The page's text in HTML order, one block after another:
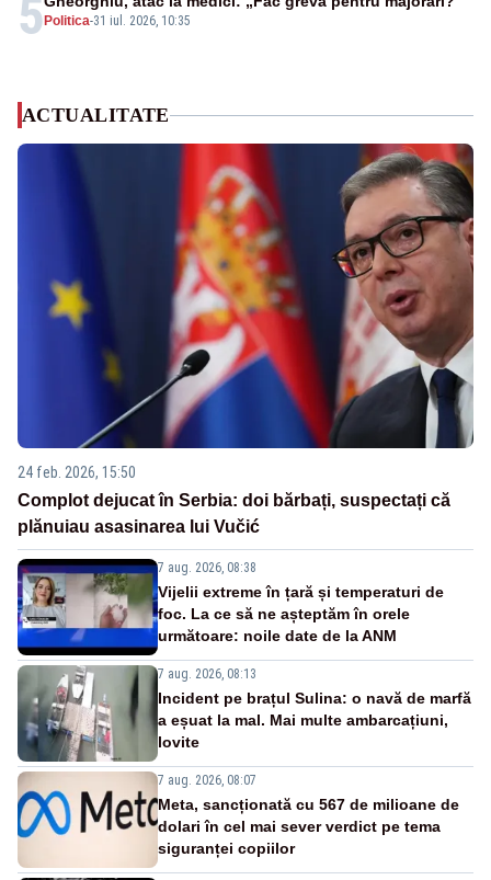
5 Politica-31 iul. 2026, 10:35
ACTUALITATE
24 feb. 2026, 15:50
Complot dejucat în Serbia: doi bărbați, suspectați că
plănuiau asasinarea lui Vučić
7 aug. 2026, 08:38
Vijelii extreme în țară și temperaturi de
foc. La ce să ne așteptăm în orele
următoare: noile date de la ANM
7 aug. 2026, 08:13
Incident pe brațul Sulina: o navă de marfă
a eșuat la mal. Mai multe ambarcațiuni,
lovite
7 aug. 2026, 08:07
Meta, sancționată cu 567 de milioane de
dolari în cel mai sever verdict pe tema
siguranței copiilor